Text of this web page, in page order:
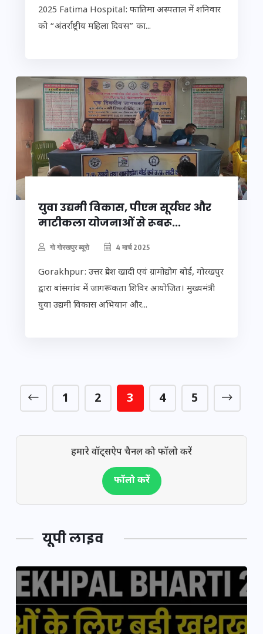
2025 Fatima Hospital: फातिमा अस्पताल में शनिवार
को “अंतर्राष्ट्रीय महिला दिवस” का...
युवा उद्यमी विकास, पीएम सूर्यघर और
माटीकला योजनाओं से रूबरू...
गो गोरखपुर ब्यूरो 4 मार्च 2025
Gorakhpur: उत्तर प्रदेश खादी एवं ग्रामोद्योग बोर्ड, गोरखपुर
द्वारा बांसगांव में जागरूकता शिविर आयोजित। मुख्यमंत्री
युवा उद्यमी विकास अभियान और...
1 2 3 4 5
हमारे वॉट्सऐप चैनल को फॉलो करें
फॉलो करें
यूपी लाइव